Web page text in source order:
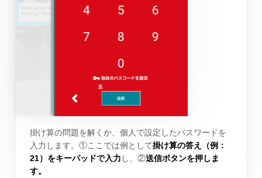
掛け算の問題を解くか、個人で設定したパスワードを
入力します。①ここでは例として掛け算の答え（例：
21）をキーパッドで入力 し、②送信ボタンを押しま
す。